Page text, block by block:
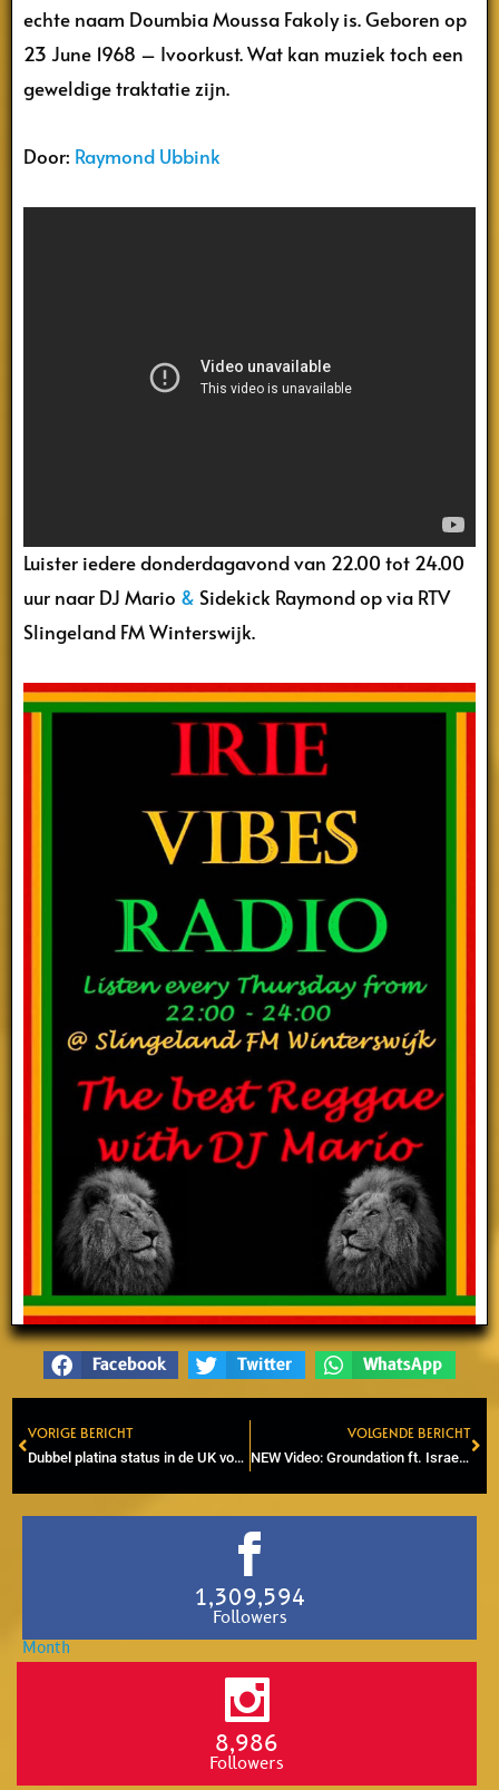
echte naam Doumbia Moussa Fakoly is. Geboren op
23 June 1968 – Ivoorkust. Wat kan muziek toch een
geweldige traktatie zijn.
Door: Raymond Ubbink
Luister iedere donderdagavond van 22.00 tot 24.00
uur naar DJ Mario & Sidekick Raymond op via RTV
Slingeland FM Winterswijk.
Facebook Twitter WhatsApp
Prev
VORIGE BERICHT
Dubbel platina status in de UK voor ‘Three Little Birds’ van Bob Marley
VOLGENDE BERICHT
NEW Video: Groundation ft. Israel Vibration & The Abyssinians – Original Riddim (2022)
1,309,594
Followers
8,986
Followers